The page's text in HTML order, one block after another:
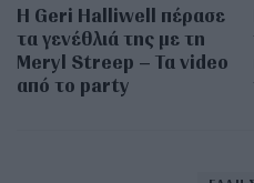
Η Geri Halliwell πέρασε
τα γενέθλιά της με τη
Meryl Streep – Τα video
από το party